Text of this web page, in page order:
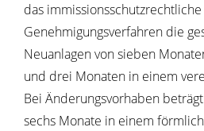
das immissionsschutzrechtliche
Genehmigungsverfahren die
Neuanlagen von sieben
und drei Monaten in einem
Bei Änderungsvorhaben
sechs Monate in einem